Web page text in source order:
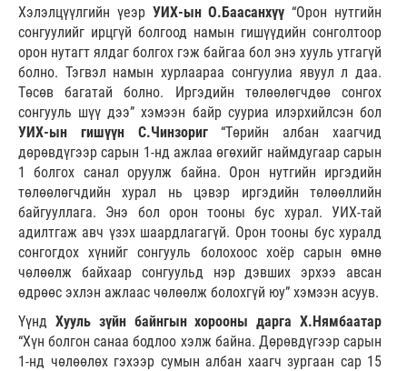
Хэлэлцүүлгийн үеэр УИХ-ын О.Баасанхүү “Орон нутгийн
сонгуулийг ирцгүй болгоод намын гишүүдийн сонголтоор
орон нутагт ялдаг болгох гэж байгаа бол энэ хууль утгагүй
болно. Тэгвэл намын хурлаараа сонгуулиа явуул л даа.
Төсөв багатай болно. Иргэдийн төлөөлөгчдөө сонгох
сонгууль шүү дээ” хэмээн байр сууриа илэрхийлсэн бол
УИХ-ын гишүүн С.Чинзориг“Төрийн албан хаагчид
дөрөвдүгээр сарын 1-нд ажлаа өгөхийг наймдугаар сарын
1 болгох санал оруулж байна. Орон нутгийн иргэдийн
төлөөлөгчдийн хурал нь цэвэр иргэдийн төлөөллийн
байгууллага. Энэ бол орон тооны бус хурал. УИХ-тай
адилтгаж авч үзэх шаардлагагүй. Орон тооны бус хуралд
сонгогдох хүнийг сонгууль болохоос хоёр сарын өмнө
чөлөөлж байхаар сонгуульд нэр дэвших эрхээ авсан
өдрөөс эхлэн ажлаас чөлөөлж болохгүй юу” хэмээн асуув.
Үүнд Хууль зүйн байнгын хорооны дарга Х.Нямбаатар
“Хүн болгон санаа бодлоо хэлж байна. Дөрөвдүгээр сарын
1-нд чөлөөлөх гэхээр сумын албан хаагч зургаан сар 15